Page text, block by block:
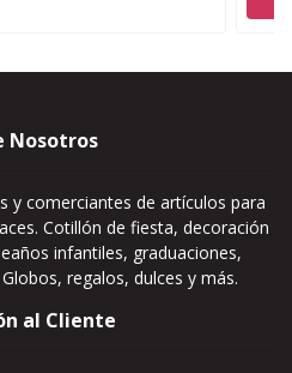
Nosotros
y comerciantes de artículos para
Cotillón de fiesta, decoración
infantiles, graduaciones,
regalos, dulces y más.
al Cliente